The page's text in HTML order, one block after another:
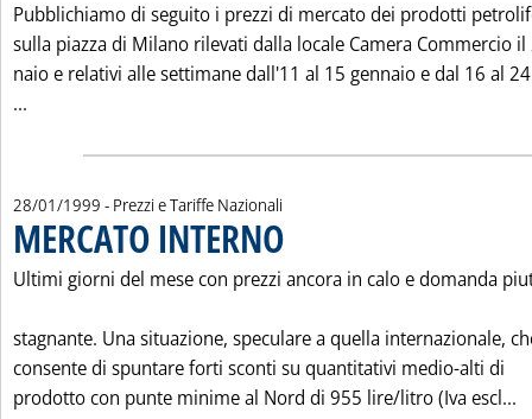
Pubblichiamo di seguito i prezzi di mercato dei prodotti
sulla piazza di Milano rilevati dalla locale Camera Commercio il
naio e relativi alle settimane dall'11 al 15 gennaio e dal 16 al
...
28/01/1999 - Prezzi e Tariffe Nazionali
MERCATO INTERNO
Ultimi giorni del mese con prezzi ancora in calo e domanda
stagnante. Una situazione, speculare a quella internazionale,
consente di spuntare forti sconti su quantitativi medio-alti di
prodotto con punte minime al Nord di 955 lire/litro (Iva escl...